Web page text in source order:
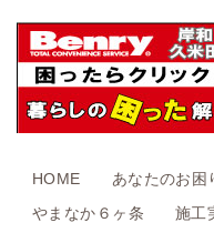
HOME
あなたのお困
やまなか６ヶ条
施工